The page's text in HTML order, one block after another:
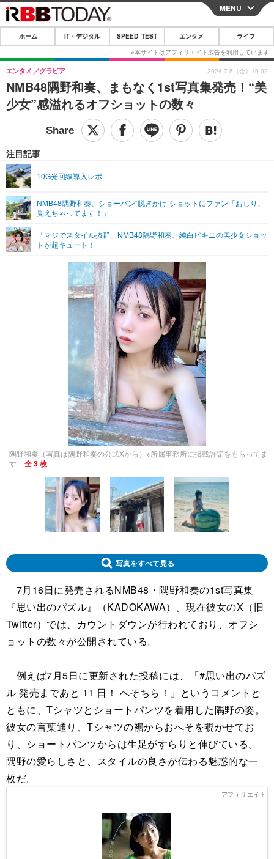
CLOSE
ホーム
IT・デジタル
IT・デジタルTOP スマートフォン
ショッピング その他
SPEED TEST
エンタメTOP 映画・ドラマ
グラビア
ショッピング その他
ライフTOP
その他
リリース一覧
プッシュ通知の停止方法
MENU
ホーム IT・デジタル SPEED TEST エンタメ ライフ
NMB48隅野和奏、まもなく1st写真集発売！“美
少女”感溢れるオフショットの数々
エンタメ グラビア
注目記事
10G光回線導入レポ
NMB48隅野和奏、ショーパン“脱ぎかけ”ショットにファン「おしり、
見えちゃってます！」
「マジでスタイル抜群」NMB48隅野和奏、純白ビキニの美少女ショッ
トが超キュート！
2024.7.5（金）19:02
隅野和奏（写真は隅野和奏の公式Xから）※所属事務所に掲載許諾をもらってま
す
全 3 枚
写真をすべて見る
7月16日に発売されるNMB48・隅野和奏の1st写真集
『思い出のパズル』（KADOKAWA）。現在彼女のX（旧
Twitter）では、カウントダウンが行われており、オフシ
ョットの数々が公開されている。
例えば7月5日に更新された投稿には、「#思い出のパズ
ル 発売まであと 11 日！ へそちら！」というコメントと
ともに、Tシャツとショートパンツを着用した隅野の姿。
彼女の言葉通り、Tシャツの裾からおへそを覗かせてお
り、ショートパンツからは生足がすらりと伸びている。
隅野の愛らしさと、スタイルの良さが伝わる魅惑的な一
枚だ。